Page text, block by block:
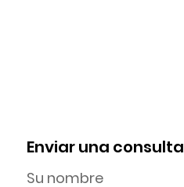
Enviar una consulta